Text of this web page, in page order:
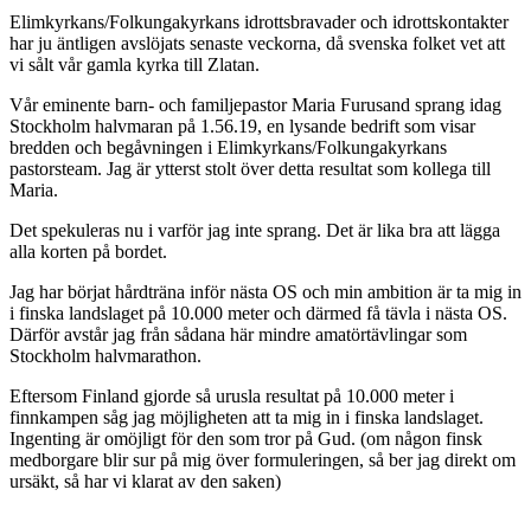
Elimkyrkans/Folkungakyrkans idrottsbravader och idrottskontakter
har ju äntligen avslöjats senaste veckorna, då svenska folket vet att
vi sålt vår gamla kyrka till Zlatan.
Vår eminente barn- och familjepastor Maria Furusand sprang idag
Stockholm halvmaran på 1.56.19, en lysande bedrift som visar
bredden och begåvningen i Elimkyrkans/Folkungakyrkans
pastorsteam. Jag är ytterst stolt över detta resultat som kollega till
Maria.
Det spekuleras nu i varför jag inte sprang. Det är lika bra att lägga
alla korten på bordet.
Jag har börjat hårdträna inför nästa OS och min ambition är ta mig in
i finska landslaget på 10.000 meter och därmed få tävla i nästa OS.
Därför avstår jag från sådana här mindre amatörtävlingar som
Stockholm halvmarathon.
Eftersom Finland gjorde så urusla resultat på 10.000 meter i
finnkampen såg jag möjligheten att ta mig in i finska landslaget.
Ingenting är omöjligt för den som tror på Gud. (om någon finsk
medborgare blir sur på mig över formuleringen, så ber jag direkt om
ursäkt, så har vi klarat av den saken)